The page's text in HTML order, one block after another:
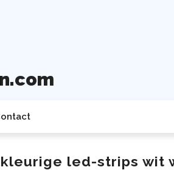
led-strips wit